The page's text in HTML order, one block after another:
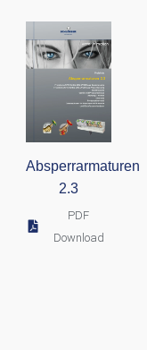
Absperrarmaturen
2.3
PDF
Download